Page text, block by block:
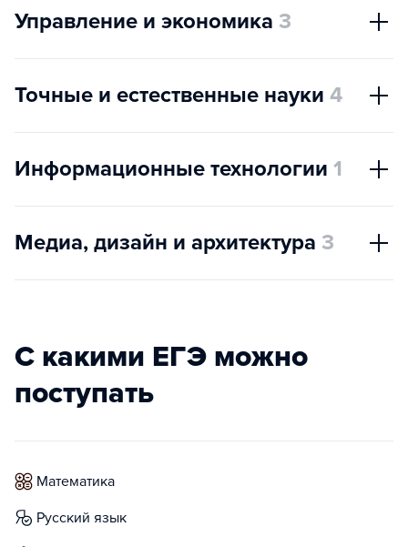
Управление и экономика 3
Точные и естественные науки 4
Информационные технологии 1
Медиа, дизайн и архитектура 3
С какими ЕГЭ можно
поступать
математика
русский язык